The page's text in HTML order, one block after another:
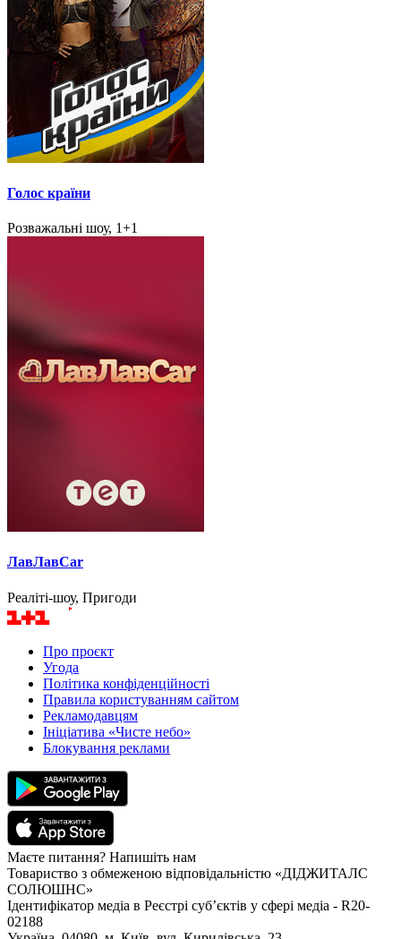
Голос країни
Розважальні шоу, 1+1
ЛавЛавCar
Реаліті-шоу, Пригоди
Про проєкт
Угода
Політика конфіденційності
Правила користуванням сайтом
Рекламодавцям
Ініціатива «Чисте небо»
Блокування реклами
Маєте питання? Напишіть нам
Товариство з обмеженою відповідальністю «ДІДЖИТАЛС
СОЛЮШНС»
Ідентифікатор медіа в Реєстрі суб’єктів у сфері медіа - R20-
02188